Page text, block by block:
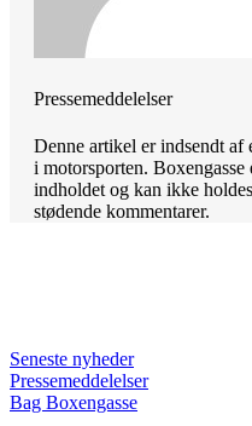
Pressemeddelelser
Denne artikel er indsendt af
i motorsporten. Boxengasse
indholdet og kan ikke
stødende kommentarer.
Seneste nyheder
Pressemeddelelser
Bag Boxengasse